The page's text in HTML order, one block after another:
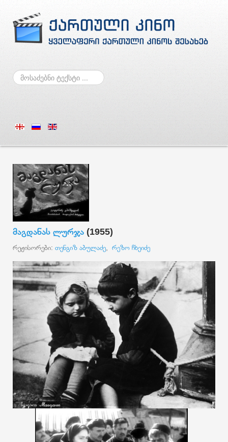
ძებნა
მაგდანას ლურჯა (1955)
რეჟისორები: თენგიზ აბულაძე რეზო ჩხეიძე